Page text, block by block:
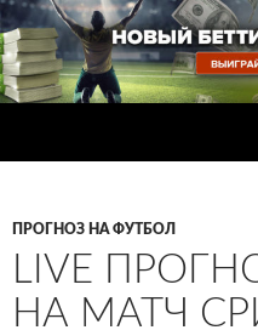
Перейти
к
содержимому
ПРОГНОЗ НА ФУТБОЛ
LIVE
НА МАТЧ